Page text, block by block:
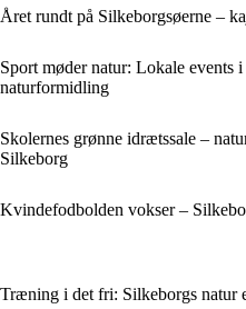
Året rundt på Silkeborgsøerne –
Sport møder natur: Lokale events
naturformidling
Skolernes grønne idrætssale –
Silkeborg
Kvindefodbolden vokser –
Træning i det fri: Silkeborgs natur